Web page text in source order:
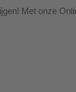
Met onze